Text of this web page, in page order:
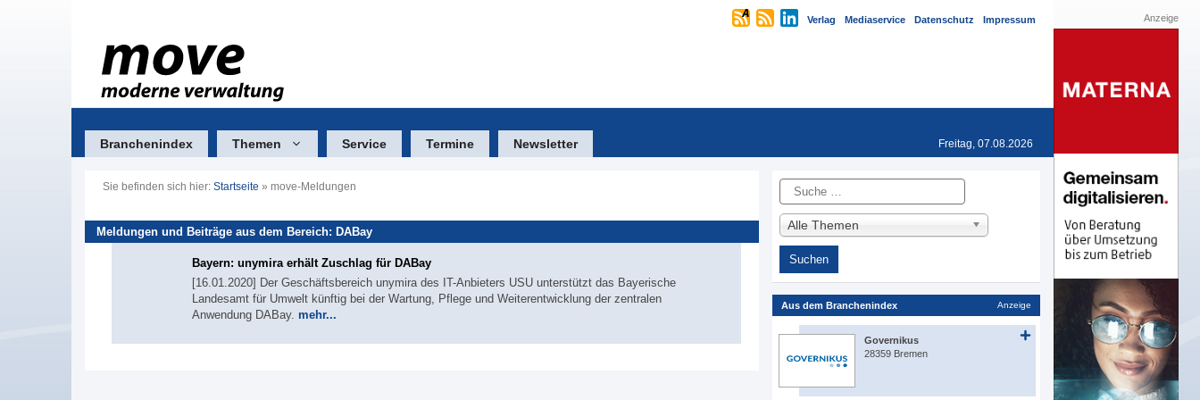
Verlag Mediaservice Datenschutz Impressum
Branchenindex Themen Service Termine Newsletter Freitag, 07.08.2026
Sie befinden sich hier: Startseite » move-Meldungen
Meldungen und Beiträge aus dem Bereich: DABay
Bayern: unymira erhält Zuschlag für DABay
[16.01.2020] Der Geschäftsbereich unymira des IT-Anbieters USU unterstützt das Bayerische
Landesamt für Umwelt künftig bei der Wartung, Pflege und Weiterentwicklung der zentralen
Anwendung DABay. mehr...
Suche
Alle Themen
Aus dem Branchenindex Anzeige
Governikus
28359 Bremen
Anzeige